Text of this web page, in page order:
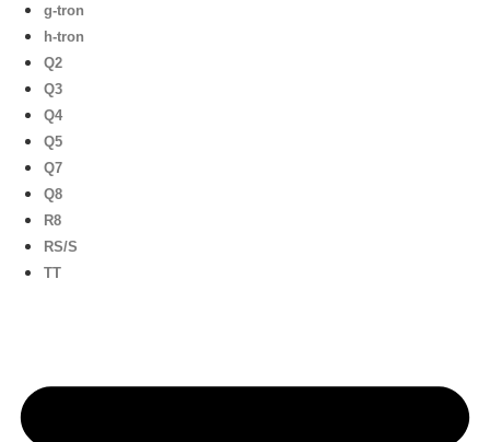
g-tron
h-tron
Q2
Q3
Q4
Q5
Q7
Q8
R8
RS/S
TT